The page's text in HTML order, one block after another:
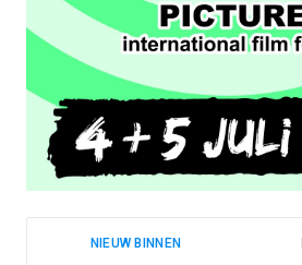
NIEUW BINNEN